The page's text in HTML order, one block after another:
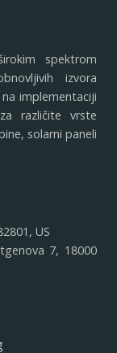
spektrom
izvora
implementaciji
različite vrste
solarni paneli
US
7, 18000